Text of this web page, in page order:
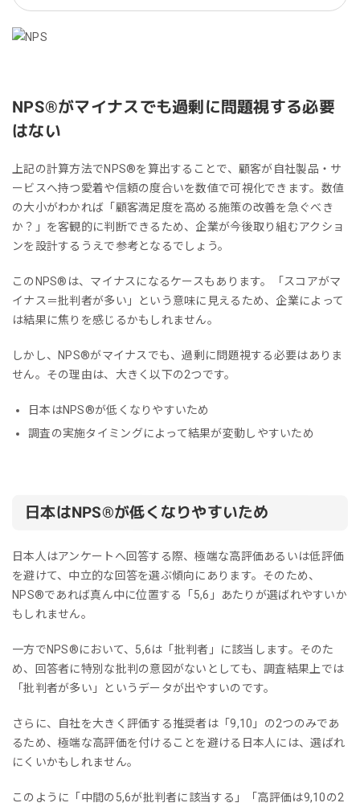
NPS®︎がマイナスでも過剰に問題視する必要
はない
上記の計算方法でNPS®︎を算出することで、顧客が自社製品・サ
ービスへ持つ愛着や信頼の度合いを数値で可視化できます。数値
の大小がわかれば「顧客満足度を高める施策の改善を急ぐべき
か？」を客観的に判断できるため、企業が今後取り組むアクショ
ンを設計するうえで参考となるでしょう。
このNPS®︎は、マイナスになるケースもあります。「スコアがマ
イナス＝批判者が多い」という意味に見えるため、企業によって
は結果に焦りを感じるかもしれません。
しかし、NPS®︎がマイナスでも、過剰に問題視する必要はありま
せん。その理由は、大きく以下の2つです。
日本はNPS®︎が低くなりやすいため
調査の実施タイミングによって結果が変動しやすいため
日本はNPS®︎が低くなりやすいため
日本人はアンケートへ回答する際、極端な高評価あるいは低評価
を避けて、中立的な回答を選ぶ傾向にあります。そのため、
NPS®︎であれば真ん中に位置する「5,6」あたりが選ばれやすいか
もしれません。
一方でNPS®︎において、5,6は「批判者」に該当します。そのた
め、回答者に特別な批判の意図がないとしても、調査結果上では
「批判者が多い」というデータが出やすいのです。
さらに、自社を大きく評価する推奨者は「9,10」の2つのみであ
るため、極端な高評価を付けることを避ける日本人には、選ばれ
にくいかもしれません。
このように「中間の5,6が批判者に該当する」「高評価は9,10の2